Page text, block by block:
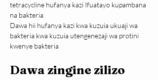
tetracycline hufanya kazi Ifuatayo kupambana
na bakteria
Dawa hii hufanya kazi kwa kuzuia ukuaji wa
bakteria kwa kuzuia utengenezaji wa protini
kwenye bakteria
Dawa zingine zilizo